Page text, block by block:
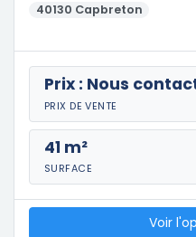
40130 Capbreton
Prix : Nous
PRIX DE VENTE
41 m²
SURFACE
Voir